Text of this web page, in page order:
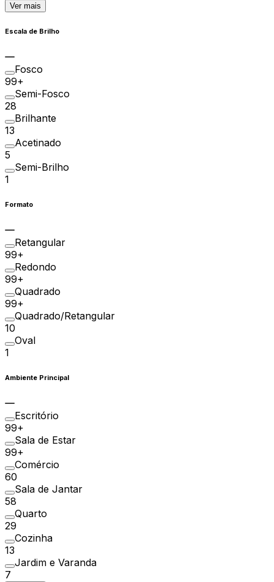
Ver mais
Escala de Brilho
Fosco
99+
Semi-Fosco
28
Brilhante
13
Acetinado
5
Semi-Brilho
1
Formato
Retangular
99+
Redondo
99+
Quadrado
99+
Quadrado/Retangular
10
Oval
1
Ambiente Principal
Escritório
99+
Sala de Estar
99+
Comércio
60
Sala de Jantar
58
Quarto
29
Cozinha
13
Jardim e Varanda
7